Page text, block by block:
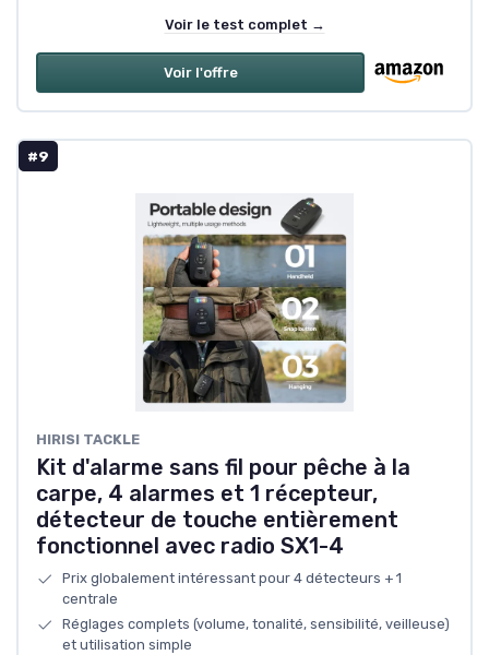
Voir le test complet →
Voir l'offre
#9
‎HIRISI TACKLE
Kit d'alarme sans fil pour pêche à la
carpe, 4 alarmes et 1 récepteur,
détecteur de touche entièrement
fonctionnel avec radio SX1-4
Prix globalement intéressant pour 4 détecteurs + 1
centrale
Réglages complets (volume, tonalité, sensibilité, veilleuse)
et utilisation simple